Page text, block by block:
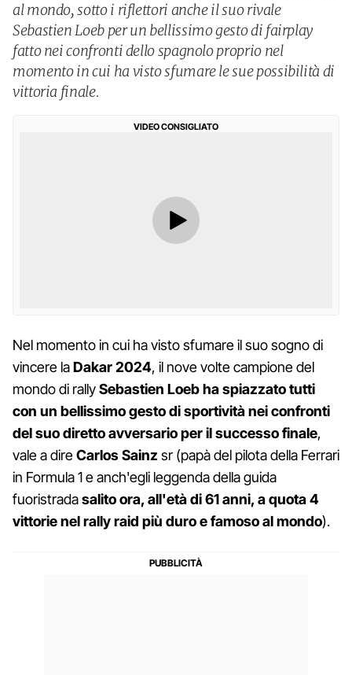
al mondo, sotto i riflettori anche il suo rivale
Sebastien Loeb per un bellissimo gesto di fairplay
fatto nei confronti dello spagnolo proprio nel
momento in cui ha visto sfumare le sue possibilità di
vittoria finale.
VIDEO CONSIGLIATO
Nel momento in cui ha visto sfumare il suo sogno di
vincere laDakar 2024, il nove volte campione del
mondo di rallySebastien Loeb ha spiazzato tutti
con un bellissimo gesto di sportività nei confronti
del suo diretto avversario per il successo finale,
vale a direCarlos Sainz sr (papà del pilota della Ferrari
in Formula 1 e anch'egli leggenda della guida
fuoristradasalito ora, all'età di 61 anni, a quota 4
vittorie nel rally raid più duro e famoso al mondo).